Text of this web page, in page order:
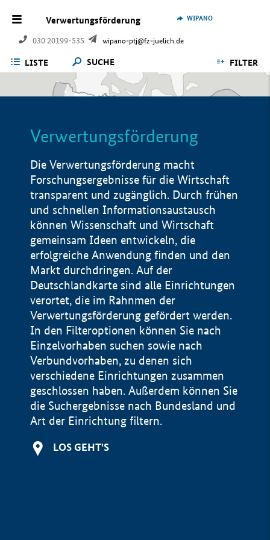
Verwertungsförderung
030 20199-535 wipano-ptj@fz-juelich.de
WIPANO
LISTE SUCHE FILTER
Verwertungsförderung
Die Verwertungsförderung macht
Forschungsergebnisse für die Wirtschaft
transparent und zugänglich. Durch frühen
und schnellen Informationsaustausch
können Wissenschaft und Wirtschaft
gemeinsam Ideen entwickeln, die
erfolgreiche Anwendung finden und den
Markt durchdringen. Auf der
Deutschlandkarte sind alle Einrichtungen
verortet, die im Rahnmen der
Verwertungsförderung gefördert werden.
In den Filteroptionen können Sie nach
Einzelvorhaben suchen sowie nach
Verbundvorhaben, zu denen sich
verschiedene Einrichtungen zusammen
geschlossen haben. Außerdem können Sie
die Suchergebnisse nach Bundesland und
Art der Einrichtung filtern.
LOS GEHT'S